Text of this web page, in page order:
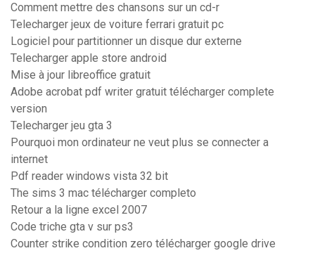
Comment mettre des chansons sur un cd-r
Telecharger jeux de voiture ferrari gratuit pc
Logiciel pour partitionner un disque dur externe
Telecharger apple store android
Mise à jour libreoffice gratuit
Adobe acrobat pdf writer gratuit télécharger complete
version
Telecharger jeu gta 3
Pourquoi mon ordinateur ne veut plus se connecter a
internet
Pdf reader windows vista 32 bit
The sims 3 mac télécharger completo
Retour a la ligne excel 2007
Code triche gta v sur ps3
Counter strike condition zero télécharger google drive